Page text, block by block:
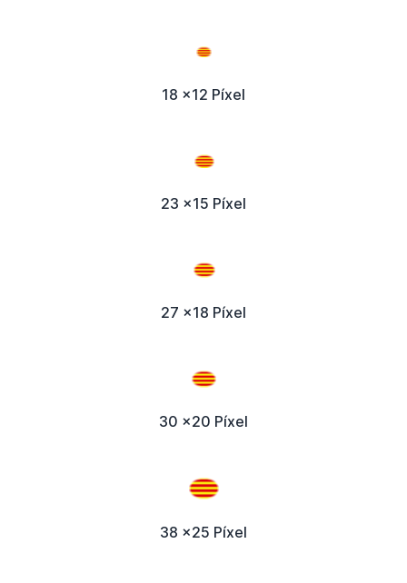
18 x12 Píxel
23 x15 Píxel
27 x18 Píxel
30 x20 Píxel
38 x25 Píxel